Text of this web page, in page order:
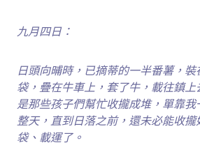
九月四日：
日頭向晡時，已摘蒂的一半番薯，
袋，疊在牛車上，套了牛，載往鎮
是那些孩子們幫忙收攏成堆，單靠
整天，直到日落之前，還未必能收
袋、載運了。